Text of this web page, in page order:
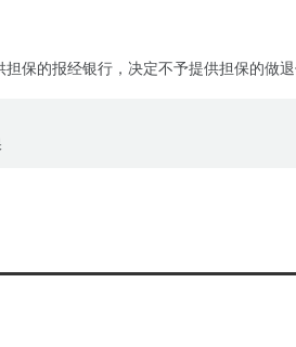
担保的报经银行，决定不予提供担保的做